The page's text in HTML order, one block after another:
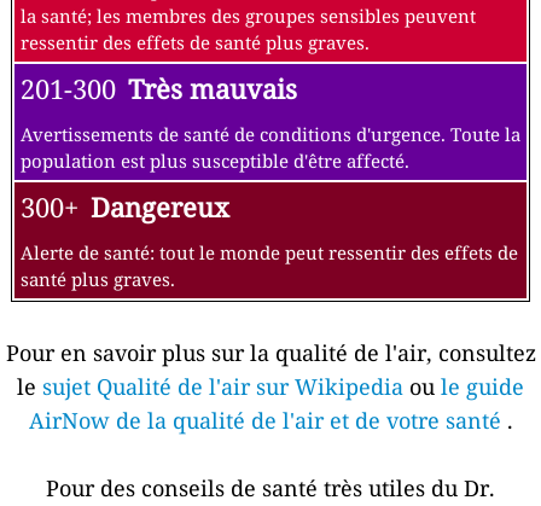
la santé; les membres des groupes sensibles peuvent
ressentir des effets de santé plus graves.
201-300 Très mauvais
Avertissements de santé de conditions d'urgence. Toute la
population est plus susceptible d'être affecté.
300+ Dangereux
Alerte de santé: tout le monde peut ressentir des effets de
santé plus graves.
Pour en savoir plus sur la qualité de l'air, consultez
le sujet Qualité de l'air sur Wikipedia ou le guide
AirNow de la qualité de l'air et de votre santé .
Pour des conseils de santé très utiles du Dr.